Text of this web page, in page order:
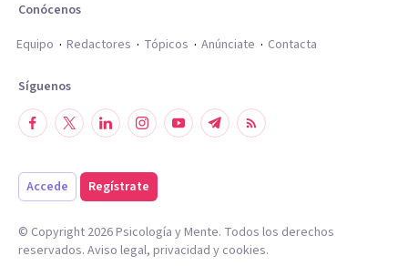
Conócenos
Equipo
Redactores Tópicos Anúnciate Contacta
Síguenos
Accede Regístrate
© Copyright 2026Psicología y Mente. Todos los derechos
reservados. Aviso legal, privacidad y cookies.